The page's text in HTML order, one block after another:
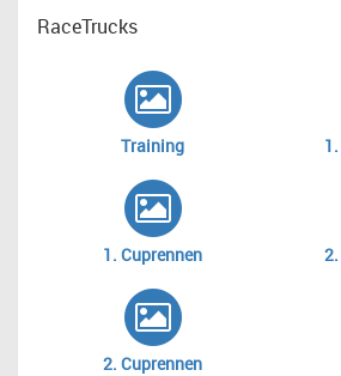
RaceTrucks
Training
1. Cuprennen
2. Cuprennen